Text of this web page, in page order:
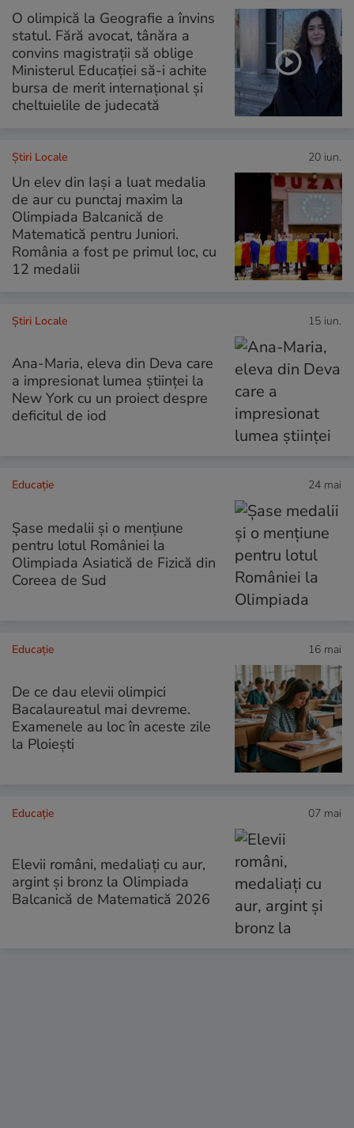
O olimpică la Geografie a învins
statul. Fără avocat, tânăra a
convins magistrații să oblige
Ministerul Educației să-i achite
bursa de merit internațional și
cheltuielile de judecată
Știri Locale 20 iun.
Un elev din Iași a luat medalia
de aur cu punctaj maxim la
Olimpiada Balcanică de
Matematică pentru Juniori.
România a fost pe primul loc, cu
12 medalii
Știri Locale 15 iun.
Ana-Maria, eleva din Deva care
a impresionat lumea științei la
New York cu un proiect despre
deficitul de iod
Educație 24 mai
Șase medalii și o mențiune
pentru lotul României la
Olimpiada Asiatică de Fizică din
Coreea de Sud
Educație 16 mai
De ce dau elevii olimpici
Bacalaureatul mai devreme.
Examenele au loc în aceste zile
la Ploiești
Educație 07 mai
Elevii români, medaliați cu aur,
argint și bronz la Olimpiada
Balcanică de Matematică 2026